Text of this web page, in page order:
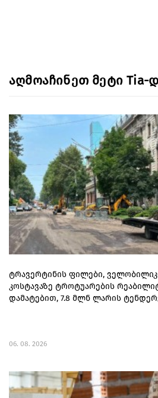
აღმოაჩინეთ მეტი Tia-
ტრავერტინის ფილები,
კოსტავაზე ტროტუარების
დამატებით, 7.8 მლნ ლარის
06. 08. 2026